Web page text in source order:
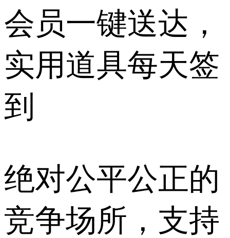
会员一键送达，
实用道具每天签
到
绝对公平公正的
竞争场所，支持